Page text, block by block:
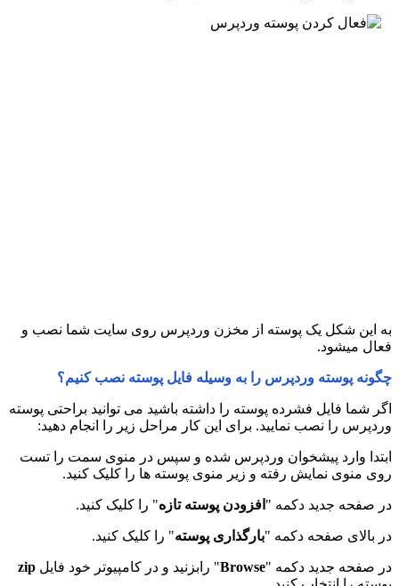
به این شکل یک پوسته از مخزن وردپرس روی سایت شما نصب و
فعال میشود.
چگونه پوسته وردپرس را به وسیله فایل پوسته نصب کنیم؟
اگر شما فایل فشرده پوسته را داشته باشید می توانید براحتی پوسته
وردپرس را نصب نمایید. برای این کار مراحل زیر را انجام دهید:
ابتدا وارد پیشخوان وردپرس شده و سپس در منوی سمت را تست
روی منوی نمایش رفته و زیر منوی پوسته ها را کلیک کنید.
در صفحه جدید دکمه " افزودن پوسته تازه" را کلیک کنید.
در بالای صفحه دکمه "بارگذاری پوسته" را کلیک کنید.
در صفحه جدید دکمه "Browse" رابزنید و در کامپیوتر خود فایل zip